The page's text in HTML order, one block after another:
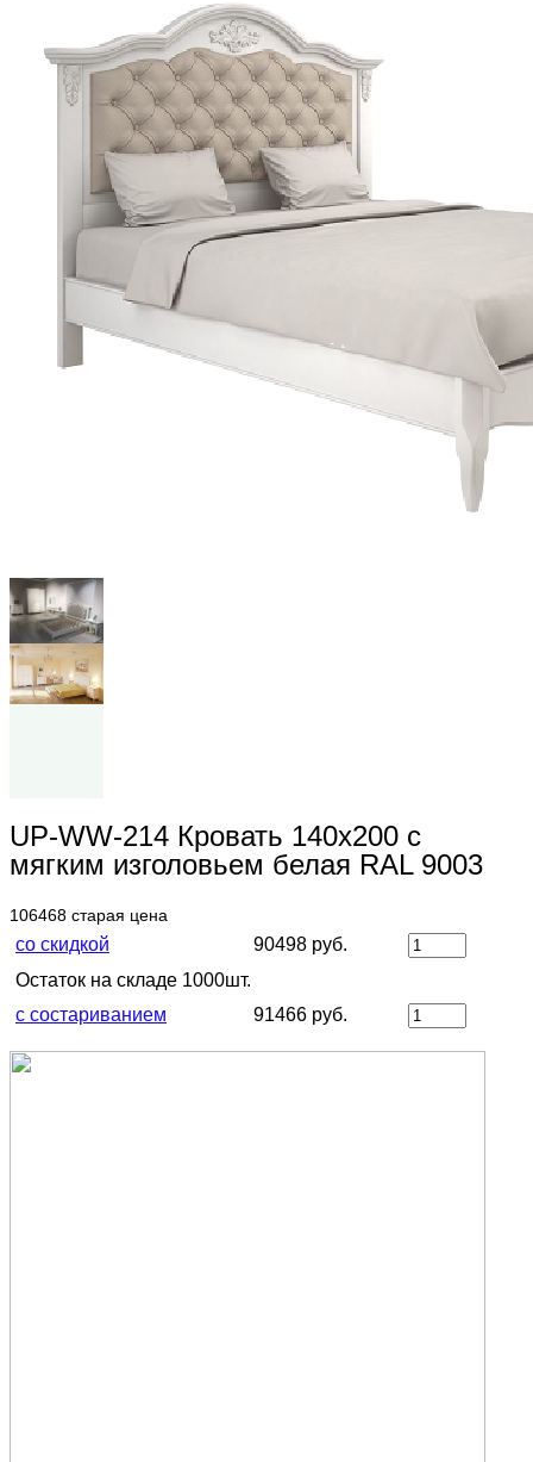
UP-WW-214 Кровать 140х200 с
мягким изголовьем белая RAL 9003
106468 старая цена
со скидкой
90498 руб.
Остаток на складе 1000шт.
с состариванием
91466 руб.